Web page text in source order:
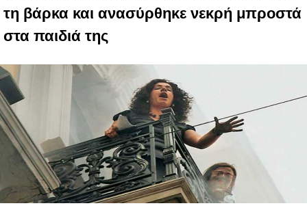
τη βάρκα και ανασύρθηκε νεκρή μπροστά
στα παιδιά της